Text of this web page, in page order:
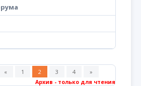
« 1 2 3 4 »
Архив - только для чтения